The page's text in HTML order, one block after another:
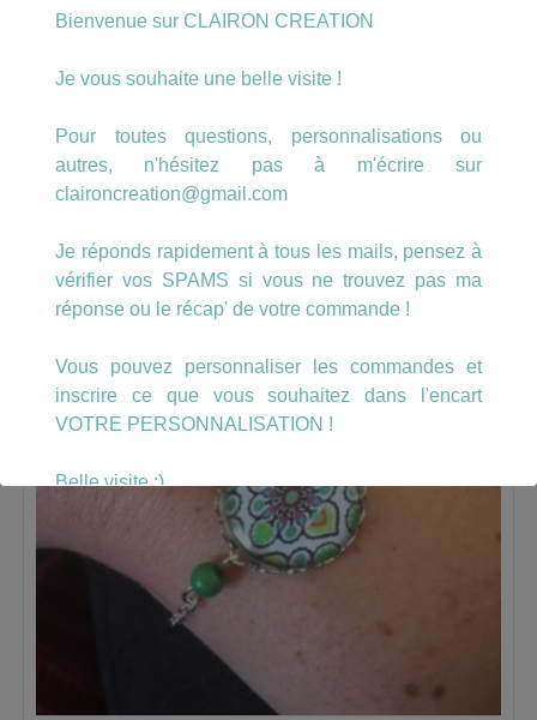
AJOUTER AU PANIER
Bienvenue sur CLAIRON CREATION
Je vous souhaite une belle visite !
Pour toutes questions, personnalisations ou
autres, n'hésitez pas à m'écrire sur
claironcreation@gmail.com
Je réponds rapidement à tous les mails, pensez à
vérifier vos SPAMS si vous ne trouvez pas ma
réponse ou le récap' de votre commande !
Vous pouvez personnaliser les commandes et
inscrire ce que vous souhaitez dans l'encart
VOTRE PERSONNALISATION !
Belle visite :)